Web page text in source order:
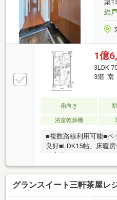
築
総
1億
3LDK
3階 南
南向き
浴室乾燥機
■複数路線利用可能■ペ
良好■LDK15帖、床暖
ーーーーーー◎頭金０
フプランのシミュレー
物件（未公開含む）の
す。お客さまに寄り添
グランスイート三軒茶屋レ